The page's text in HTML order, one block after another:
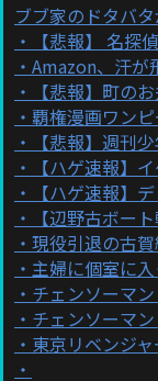
ブブ家のドタバ
【悲報】 名探
Amazon、汗が
【悲報】町の
覇権漫画ワン
【悲報】週刊
【ハゲ速報】
【ハゲ速報】
【辺野古ボー
現役引退の古
主婦に個室に
チェンソーマ
チェンソーマ
東京リベンジ